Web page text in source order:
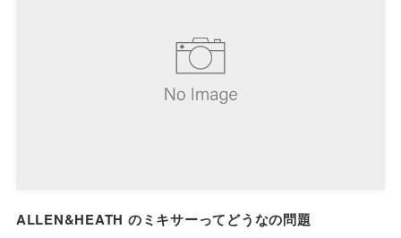
ALLEN&HEATH のミキサーってどうなの問題